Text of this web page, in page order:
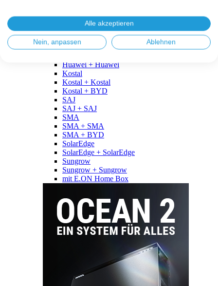
Fronius + BYD
GoodWe
GoodWe + GoodWe
GoodWe + BYD
Huawei + Huawei
Kostal
Kostal + Kostal
Kostal + BYD
SAJ
SAJ + SAJ
SMA
SMA + SMA
SMA + BYD
SolarEdge
SolarEdge + SolarEdge
Sungrow
Sungrow + Sungrow
mit E.ON Home Box
Alle akzeptieren
Nein, anpassen Ablehnen